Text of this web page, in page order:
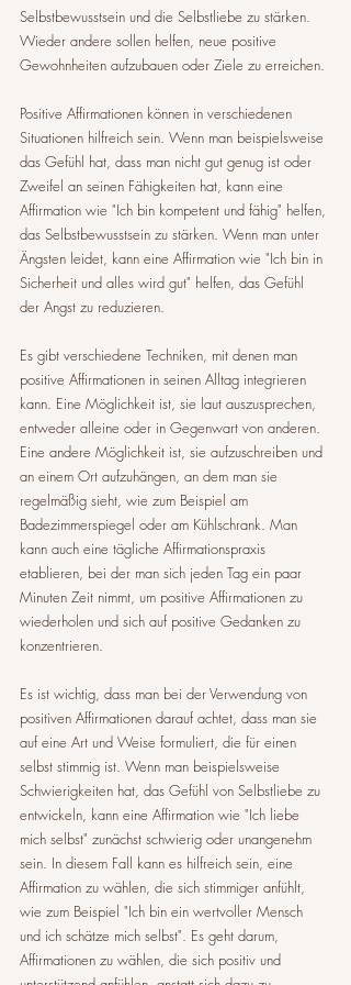
Selbstbewusstsein und die Selbstliebe zu stärken.
Wieder andere sollen helfen, neue positive
Gewohnheiten aufzubauen oder Ziele zu erreichen.
Positive Affirmationen können in verschiedenen
Situationen hilfreich sein. Wenn man beispielsweise
das Gefühl hat, dass man nicht gut genug ist oder
Zweifel an seinen Fähigkeiten hat, kann eine
Affirmation wie "Ich bin kompetent und fähig" helfen,
das Selbstbewusstsein zu stärken. Wenn man unter
Ängsten leidet, kann eine Affirmation wie "Ich bin in
Sicherheit und alles wird gut" helfen, das Gefühl
der Angst zu reduzieren.
Es gibt verschiedene Techniken, mit denen man
positive Affirmationen in seinen Alltag integrieren
kann. Eine Möglichkeit ist, sie laut auszusprechen,
entweder alleine oder in Gegenwart von anderen.
Eine andere Möglichkeit ist, sie aufzuschreiben und
an einem Ort aufzuhängen, an dem man sie
regelmäßig sieht, wie zum Beispiel am
Badezimmerspiegel oder am Kühlschrank. Man
kann auch eine tägliche Affirmationspraxis
etablieren, bei der man sich jeden Tag ein paar
Minuten Zeit nimmt, um positive Affirmationen zu
wiederholen und sich auf positive Gedanken zu
konzentrieren.
Es ist wichtig, dass man bei der Verwendung von
positiven Affirmationen darauf achtet, dass man sie
auf eine Art und Weise formuliert, die für einen
selbst stimmig ist. Wenn man beispielsweise
Schwierigkeiten hat, das Gefühl von Selbstliebe zu
entwickeln, kann eine Affirmation wie "Ich liebe
mich selbst" zunächst schwierig oder unangenehm
sein. In diesem Fall kann es hilfreich sein, eine
Affirmation zu wählen, die sich stimmiger anfühlt,
wie zum Beispiel "Ich bin ein wertvoller Mensch
und ich schätze mich selbst". Es geht darum,
Affirmationen zu wählen, die sich positiv und